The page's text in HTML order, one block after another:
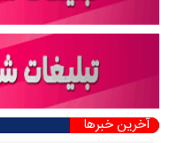
آخرین خبرها